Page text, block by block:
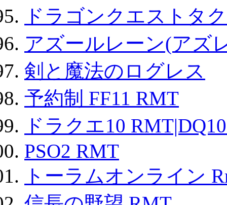
ドラゴンクエストタ
アズールレーン(アズ
剣と魔法のログレス
予約制 FF11 RMT
ドラクエ10
PSO2 RMT
トーラムオンライン